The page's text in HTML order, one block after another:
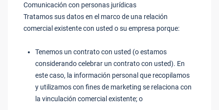
Comunicación con personas jurídicas
Tratamos sus datos en el marco de una relación
comercial existente con usted o su empresa porque:
Tenemos un contrato con usted (o estamos
considerando celebrar un contrato con usted). En
este caso, la información personal que recopilamos
y utilizamos con fines de marketing se relaciona con
la vinculación comercial existente; o